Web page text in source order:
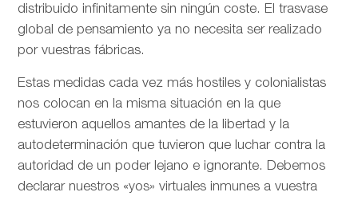
distribuido infinitamente sin ningún coste. El trasvase
global de pensamiento ya no necesita ser realizado
por vuestras fábricas.
Estas medidas cada vez más hostiles y colonialistas
nos colocan en la misma situación en la que
estuvieron aquellos amantes de la libertad y la
autodeterminación que tuvieron que luchar contra la
autoridad de un poder lejano e ignorante. Debemos
declarar nuestros «yos» virtuales inmunes a vuestra